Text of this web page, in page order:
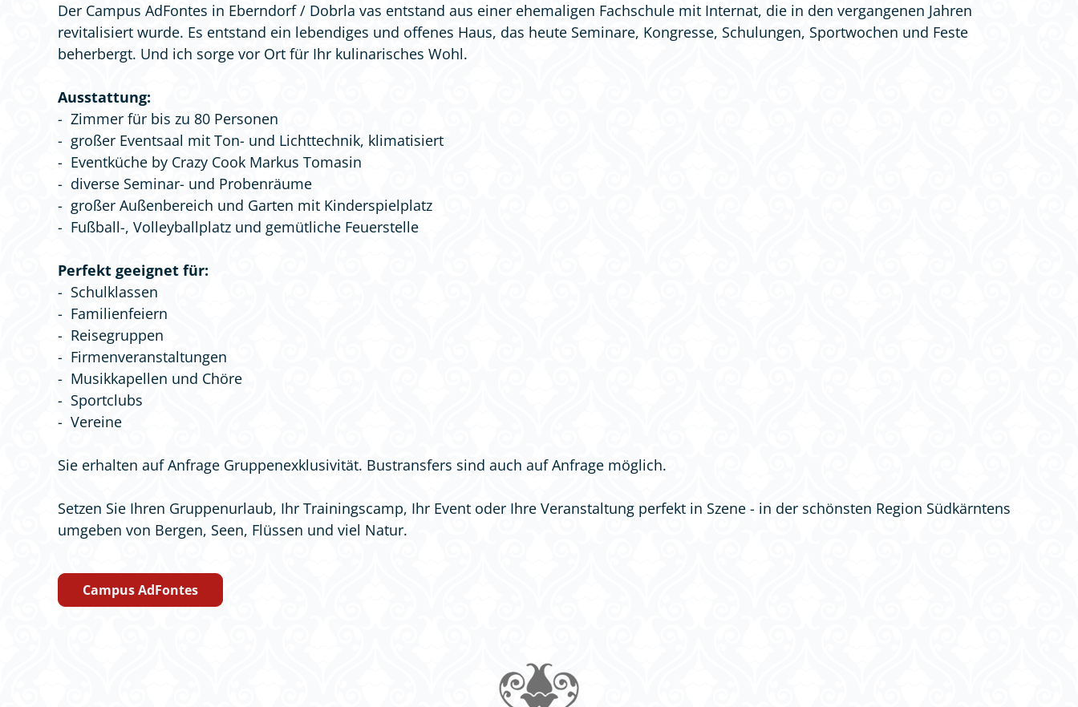
Der Campus AdFontes in Eberndorf / Dobrla vas entstand aus einer ehemaligen Fachschule mit Internat, die in den vergangenen Jahren
revitalisiert wurde. Es entstand ein lebendiges und offenes Haus, das heute Seminare, Kongresse, Schulungen, Sportwochen und Feste
beherbergt. Und ich sorge vor Ort für Ihr kulinarisches Wohl.
Ausstattung:
- Zimmer für bis zu 80 Personen
- großer Eventsaal mit Ton- und Lichttechnik, klimatisiert
- Eventküche by Crazy Cook Markus Tomasin
- diverse Seminar- und Probenräume
- großer Außenbereich und Garten mit Kinderspielplatz
- Fußball-, Volleyballplatz und gemütliche Feuerstelle
Perfekt geeignet für:
- Schulklassen
- Familienfeiern
- Reisegruppen
- Firmenveranstaltungen
- Musikkapellen und Chöre
- Sportclubs
- Vereine
Sie erhalten auf Anfrage Gruppenexklusivität. Bustransfers sind auch auf Anfrage möglich.
Setzen Sie Ihren Gruppenurlaub, Ihr Trainingscamp, Ihr Event oder Ihre Veranstaltung perfekt in Szene - in der schönsten Region Südkärntens
umgeben von Bergen, Seen, Flüssen und viel Natur.
Campus AdFontes